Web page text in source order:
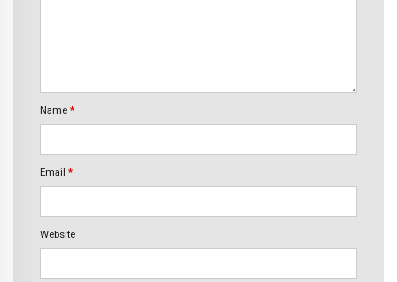
Name *
Email *
Website